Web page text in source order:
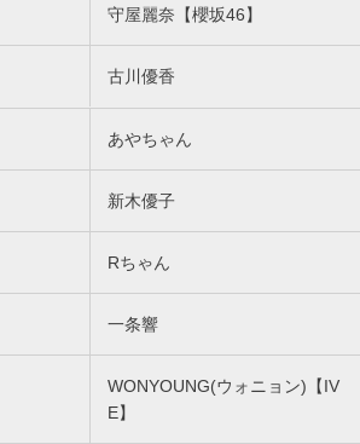
守屋麗奈【櫻坂46】
古川優香
あやちゃん
新木優子
Rちゃん
一条響
WONYOUNG(ウォニョン)【IV
E】